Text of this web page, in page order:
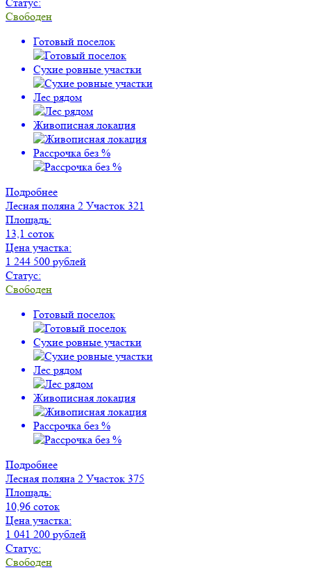
Свободен
Готовый поселок
Сухие ровные участки
Лес рядом
Живописная локация
Рассрочка без %
Подробнее
Лесная поляна 2 Участок 321
Площадь:
13,1 соток
Цена участка:
1 244 500 рублей
Статус:
Свободен
Готовый поселок
Сухие ровные участки
Лес рядом
Живописная локация
Рассрочка без %
Подробнее
Лесная поляна 2 Участок 375
Площадь:
10,96 соток
Цена участка:
1 041 200 рублей
Статус:
Свободен